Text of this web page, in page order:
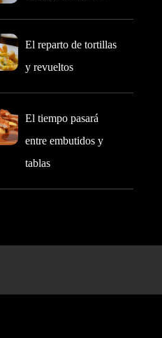
El reparto de tortillas
y revueltos
El tiempo pasará
entre embutidos y
tablas